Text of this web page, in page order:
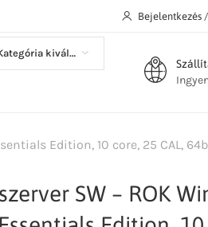
Bejelentkezés
Kategória kiválasztása
Edition, 10 core, 25 CAL,
SW – ROK